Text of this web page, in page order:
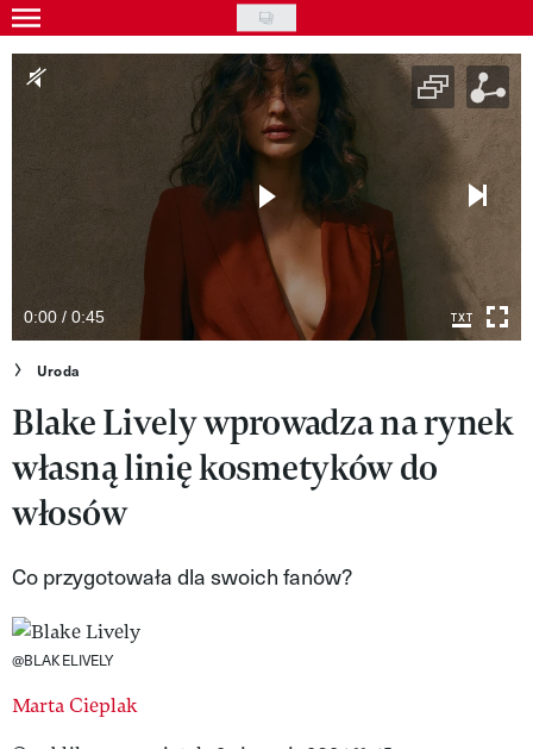
Skip
to
main
Gwiazdy
Moda
Kultura
Wideo
Nasze akcje
VIVA!ART
VIVA!MODA
VIVA!PEOPLE POWER
VIVA!ITAKA
0:00 / 0:45
Uroda
Blake Lively wprowadza na rynek
własną linię kosmetyków do
włosów
Co przygotowała dla swoich fanów?
@BLAKELIVELY
Marta Cieplak